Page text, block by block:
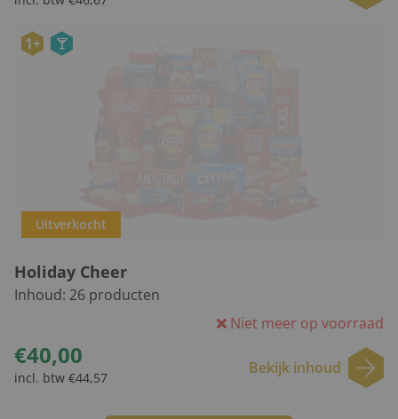
1+
Uitverkocht
Holiday Cheer
Inhoud: 26 producten
Niet meer op voorraad
€40,00
incl. btw €44,57
Bekijk inhoud